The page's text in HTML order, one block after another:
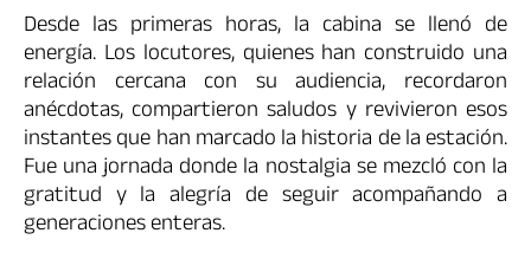
Desde las primeras horas, la cabina se llenó de
energía. Los locutores, quienes han construido una
relación cercana con su audiencia, recordaron
anécdotas, compartieron saludos y revivieron esos
instantes que han marcado la historia de la estación.
Fue una jornada donde la nostalgia se mezcló con la
gratitud y la alegría de seguir acompañando a
generaciones enteras.